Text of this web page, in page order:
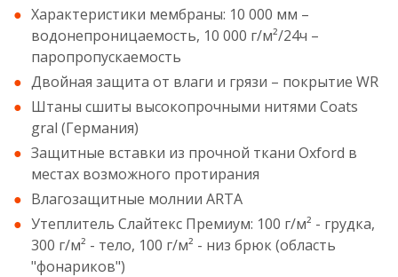
Характеристики мембраны: 10 000 мм –
водонепроницаемость, 10 000 г/м²/24ч –
паропропускаемость
Двойная защита от влаги и грязи – покрытие WR
Штаны сшиты высокопрочными нитями Coats
gral (Германия)
Защитные вставки из прочной ткани Oxford в
местах возможного протирания
Влагозащитные молнии ARTA
Утеплитель Слайтекс Премиум: 100 г/м² - грудка,
300 г/м² - тело, 100 г/м² - низ брюк (область
"фонариков")